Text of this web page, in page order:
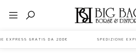
EXPRESS GRATIS DA 200€ SPEDIZIONE